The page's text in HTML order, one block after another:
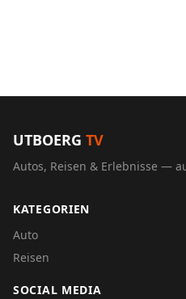
UTBOERG TV
Autos, Reisen & Erlebnisse —
KATEGORIEN
Auto
Reisen
SOCIAL MEDIA